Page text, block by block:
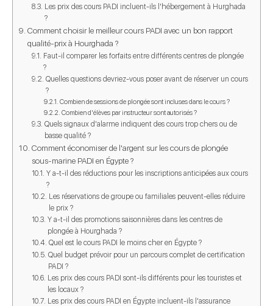
Les prix des cours PADI incluent-ils l'hébergement à Hurghada
?
Comment choisir le meilleur cours PADI avec un bon rapport
qualité-prix à Hourghada ?
Faut-il comparer les forfaits entre différents centres de plongée
?
Quelles questions devriez-vous poser avant de réserver un cours
?
Combien de sessions de plongée sont incluses dans le cours ?
Combien d'élèves par instructeur sont autorisés ?
Quels signaux d'alarme indiquent des cours trop chers ou de
basse qualité ?
Comment économiser de l'argent sur les cours de plongée
sous-marine PADI en Égypte ?
Y a-t-il des réductions pour les inscriptions anticipées aux cours
?
Les réservations de groupe ou familiales peuvent-elles réduire
le prix ?
Y a-t-il des promotions saisonnières dans les centres de
plongée à Hourghada ?
Quel est le cours PADI le moins cher en Égypte ?
Quel budget prévoir pour un parcours complet de certification
PADI ?
Les prix des cours PADI sont-ils différents pour les touristes et
les locaux ?
Les prix des cours PADI en Égypte incluent-ils l'assurance